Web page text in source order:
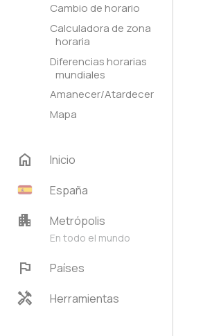
Cambio de horario
Calculadora de zona
horaria
Diferencias horarias
mundiales
Amanecer/Atardecer
Mapa
home
Inicio
España
apartment Metrópolis
En todo el mundo
flag Países
handyman Herramientas